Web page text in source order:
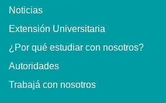
Noticias
Extensión Universitaria
¿Por qué estudiar con nosotros?
Autoridades
Trabajá con nosotros